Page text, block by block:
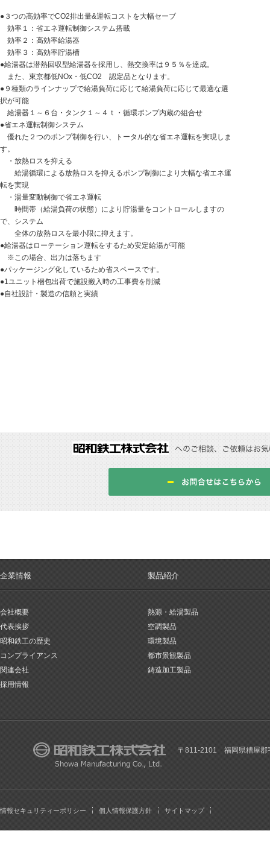
●３つの高効率でCO2排出量&運転コストを大幅セーブ
効率１：省エネ運転制御システム搭載
効率２：高効率給湯器
効率３：高効率貯湯槽
●給湯器は潜熱回収型給湯器を採用し、熱交換率は９５％を達成。
また、東京都低NOx・低CO2 認定品となります。
●９種類のラインナップで給湯負荷に応じて給湯負荷に応じて最適な選
択が可能
給湯器１～６台・タンク１～４ｔ・循環ポンプ内蔵の組合せ
●省エネ運転制御システム
優れた２つのポンプ制御を行い、トータル的な省エネ運転を実現しま
す。
・放熱ロスを抑える
給湯循環による放熱ロスを抑えるポンプ制御により大幅な省エネ運
転を実現
・湯量変動制御で省エネ運転
時間帯（給湯負荷の状態）により貯湯量をコントロールしますの
で、システム
全体の放熱ロスを最小限に抑えます。
●給湯器はローテーション運転をするため安定給湯が可能
※この場合、出力は落ちます
●パッケージング化しているため省スペースです。
●1ユニット梱包出荷で施設搬入時の工事費を削減
●自社設計・製造の信頼と実績
企業情報
会社概要
代表挨拶
昭和鉄工の歴史
コンプライアンス
関連会社
採用情報
製品紹介
熱源・給湯製品
空調製品
環境製品
都市景観製品
鋳造加工製品
〒811-2101 福岡県糟屋郡
情報セキュリティーポリシー 個人情報保護方針 サイトマップ